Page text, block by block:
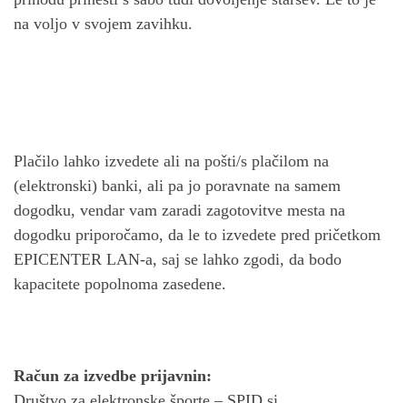
na voljo v svojem zavihku.
Plačilo lahko izvedete ali na pošti/s plačilom na
(elektronski) banki, ali pa jo poravnate na samem
dogodku, vendar vam zaradi zagotovitve mesta na
dogodku priporočamo, da le to izvedete pred pričetkom
EPICENTER LAN-a, saj se lahko zgodi, da bodo
kapacitete popolnoma zasedene.
Račun za izvedbe prijavnin: